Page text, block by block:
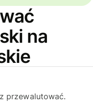
na
przewalutować.